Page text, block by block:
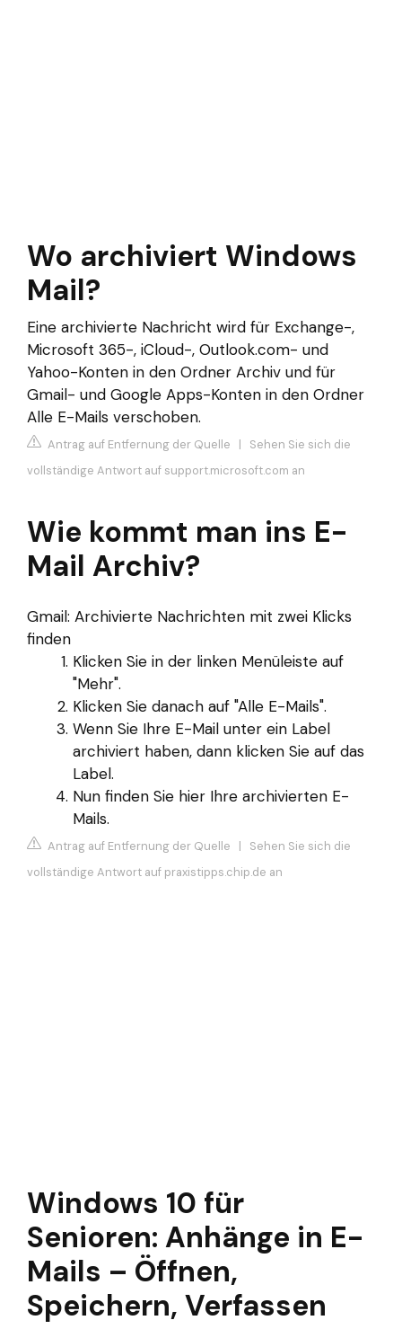
Wo archiviert Windows
Mail?
Eine archivierte Nachricht wird für Exchange-,
Microsoft 365-, iCloud-, Outlook.com- und
Yahoo-Konten in den Ordner Archiv und für
Gmail- und Google Apps-Konten in den Ordner
Alle E-Mails verschoben.
Antrag auf Entfernung der Quelle | Sehen Sie sich die
vollständige Antwort auf support.microsoft.com an
Wie kommt man ins E-
Mail Archiv?
Gmail: Archivierte Nachrichten mit zwei Klicks
finden
Klicken Sie in der linken Menüleiste auf
"Mehr".
Klicken Sie danach auf "Alle E-Mails".
Wenn Sie Ihre E-Mail unter ein Label
archiviert haben, dann klicken Sie auf das
Label.
Nun finden Sie hier Ihre archivierten E-
Mails.
Antrag auf Entfernung der Quelle | Sehen Sie sich die
vollständige Antwort auf praxistipps.chip.de an
Windows 10 für
Senioren: Anhänge in E-
Mails – Öffnen,
Speichern, Verfassen